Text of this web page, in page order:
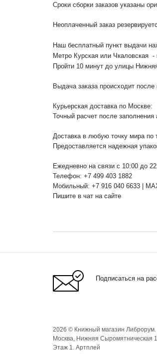
Сроки сборки заказов указаны
Неоплаченный заказ
Наш бесплатный пункт выдачи
Метро Курская или Чкаловская
Пройти 10 минут до улицы
Выдача заказа происходит
Курьерская доставка по Москве:
Точный расчет после заполнения
Доставка в любую точку мира
Предоставляется надежная
Ежедневно на связи с 10:00 до
Телефон: +7 499 403 1882
Мобильный: +7 916 040 6633 |
Пишите в чат на сайте
Подписаться на
2026 © Книжный магазин Либрорум.
Москва, Нижняя Сыромятническая
Этаж 1. Артплей